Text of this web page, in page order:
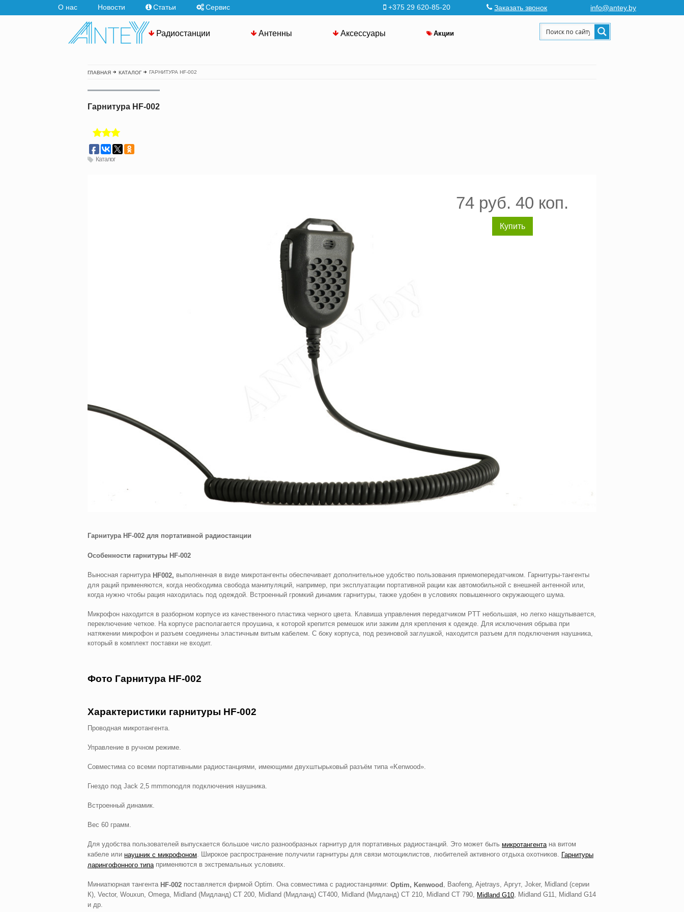
О нас Новости Статьи Сервис +375 29 620-85-20 Заказать звонок info@antey.by
Радиостанции Антенны Аксессуары Акции
ГЛАВНАЯ КАТАЛОГ ГАРНИТУРА HF-002
Гарнитура HF-002
Каталог
74 руб. 40 коп.
Купить
Гарнитура HF-002 для портативной радиостанции
Особенности гарнитуры HF-002
Выносная гарнитура HF002, выполненная в виде микротангенты обеспечивает дополнительное удобство пользования приемопередатчиком. Гарнитуры-тангенты
для раций применяются, когда необходима свобода манипуляций, например, при эксплуатации портативной рации как автомобильной с внешней антенной или,
когда нужно чтобы рация находилась под одеждой. Встроенный громкий динамик гарнитуры, также удобен в условиях повышенного окружающего шума.
Микрофон находится в разборном корпусе из качественного пластика черного цвета. Клавиша управления передатчиком PTT небольшая, но легко нащупывается,
переключение четкое. На корпусе располагается проушина, к которой крепится ремешок или зажим для крепления к одежде. Для исключения обрыва при
натяжении микрофон и разъем соединены эластичным витым кабелем. С боку корпуса, под резиновой заглушкой, находится разъем для подключения наушника,
который в комплект поставки не входит.
Фото Гарнитура HF-002
Характеристики гарнитуры HF-002
Проводная микротангента.
Управление в ручном режиме.
Совместима со всеми портативными радиостанциями, имеющими двухштырьковый разъём типа «Kenwood».
Гнездо под Jack 2,5 mmmonoдля подключения наушника.
Встроенный динамик.
Вес 60 грамм.
Для удобства пользователей выпускается большое число разнообразных гарнитур для портативных радиостанций. Это может быть микротангента на витом
кабеле или наушник с микрофоном. Широкое распространение получили гарнитуры для связи мотоциклистов, любителей активного отдыха охотников. Гарнитуры
ларингофонного типа применяются в экстремальных условиях.
Миниатюрная тангента HF-002 поставляется фирмой Optim. Она совместима с радиостанциями: Optim, Kenwood , Baofeng, Ajetrays, Аргут, Joker, Midland (серии
К), Vector, Wouxun, Omega, Midland (Мидланд) CT 200, Midland (Мидланд) CT400, Midland (Мидланд) CT 210, Midland CT 790, Midland G10, Midland G11, Midland G14
и др.